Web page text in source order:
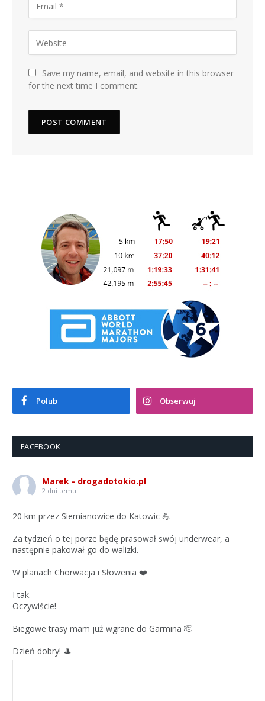
Save my name, email, and website in this browser
for the next time I comment.
Polub Obserwuj
FACEBOOK
Marek - drogadotokio.pl
2 dni temu
20 km przez Siemianowice do Katowic 💪
Za tydzień o tej porze będę prasował swój underwear, a
następnie pakował go do walizki.
W planach Chorwacja i Słowenia ❤️
I tak.
Oczywiście!
Biegowe trasy mam już wgrane do Garmina 🫡
Dzień dobry! 🎩